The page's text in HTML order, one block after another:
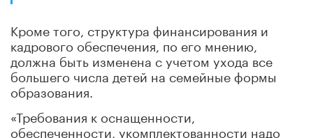
Кроме того, структура финансирования и
кадрового обеспечения, по его мнению,
должна быть изменена с учетом ухода все
большего числа детей на семейные формы
образования.
«Требования к оснащенности,
обеспеченности, укомплектованности надо